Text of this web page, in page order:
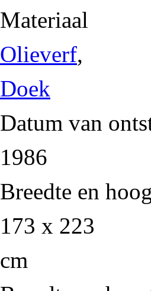
Materiaal
Olieverf,
Doek
Datum van
1986
Breedte en
173 x 223
cm